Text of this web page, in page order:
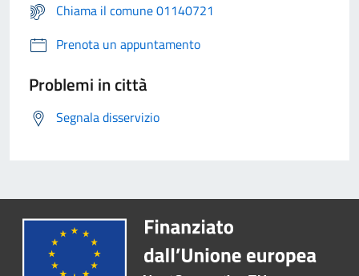
Chiama il comune 01140721
Prenota un appuntamento
Problemi in città
Segnala disservizio